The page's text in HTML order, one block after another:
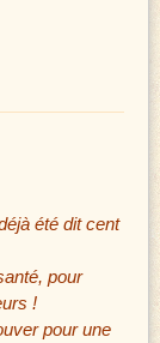
été dit cent
pour
!
pour une